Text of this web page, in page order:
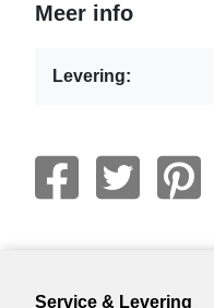
Meer info
Levering:
Service & Levering